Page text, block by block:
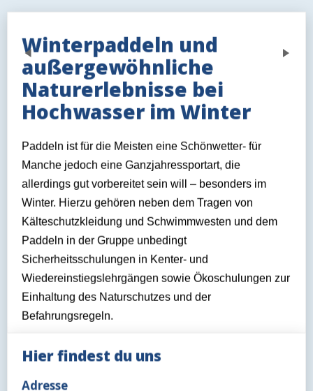
Winterpaddeln und
außergewöhnliche
Naturerlebnisse bei
Hochwasser im Winter
Paddeln ist für die Meisten eine Schönwetter- für
Manche jedoch eine Ganzjahressportart, die
allerdings gut vorbereitet sein will – besonders im
Winter. Hierzu gehören neben dem Tragen von
Kälteschutzkleidung und Schwimmwesten und dem
Paddeln in der Gruppe unbedingt
Sicherheitsschulungen in Kenter- und
Wiedereinstiegslehrgängen sowie Ökoschulungen zur
Einhaltung des Naturschutzes und der
Befahrungsregeln.
für die Berufsschifffahrt, nicht jedoch für die
Sportschifffahrt. Unerfahrenen und ungeschulten
Previous
Hier findest du uns
Adresse